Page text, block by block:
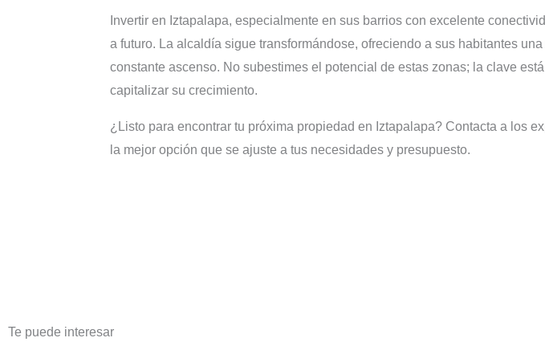
Invertir en Iztapalapa, especialmente en sus barrios con excelente
a futuro. La alcaldía sigue transformándose, ofreciendo a sus habitantes
constante ascenso. No subestimes el potencial de estas zonas; la clave
capitalizar su crecimiento.
¿Listo para encontrar tu próxima propiedad en Iztapalapa? Contacta a los
la mejor opción que se ajuste a tus necesidades y presupuesto.
Te puede interesar